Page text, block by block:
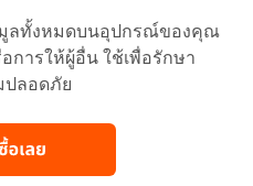
ลทั้งหมดบนอุปกรณ์ของคุณ
การให้ผู้อื่น ใช้เพื่อรักษา
ปลอดภัย